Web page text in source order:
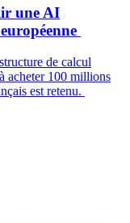
une AI
de calcul
acheter 100 millions
est retenu.